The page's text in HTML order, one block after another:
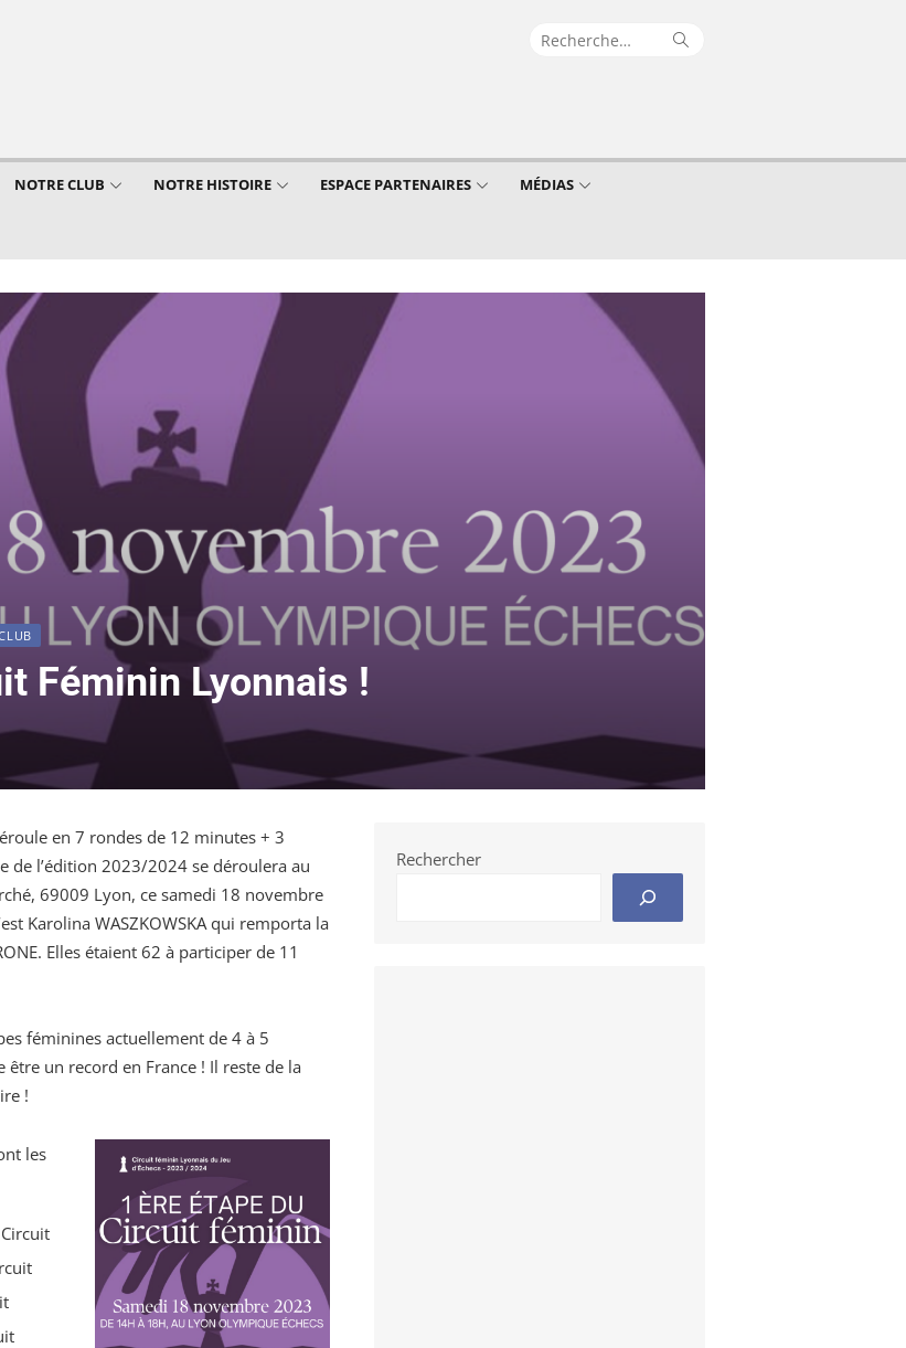
Recherche
Rechercher
NOTRE CLUB NOTRE HISTOIRE ESPACE PARTENAIRES MÉDIAS
Féminin Lyonnais !
en 7 rondes de 12 minutes + 3
de l’édition 2023/2024 se déroulera au
69009 Lyon, ce samedi 18 novembre
Karolina WASZKOWSKA qui remporta la
Elles étaient 62 à participer de 11
féminines actuellement de 4 à 5
être un record en France ! Il reste de la
!
les
Rechercher